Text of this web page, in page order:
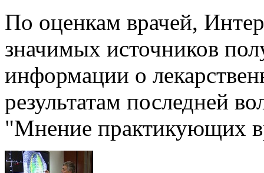
По оценкам врачей,
значимых источников
информации о
результатам последней
"Мнение практикующих